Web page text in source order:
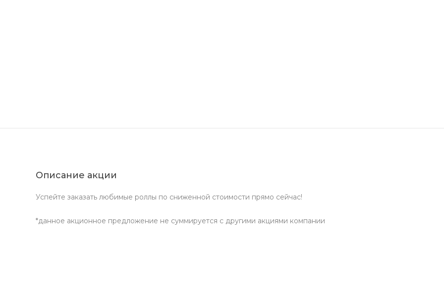
Описание акции
Успейте заказать любимые роллы по сниженной стоимости прямо сейчас!
*данное акционное предложение не суммируется с другими акциями компании